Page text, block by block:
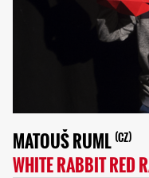
MATOUŠ RUML CZ
WHITE RABBIT RED